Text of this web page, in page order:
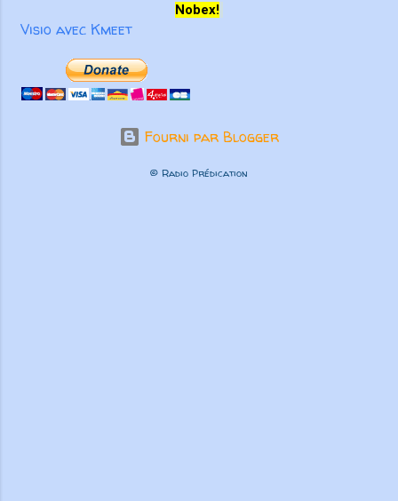
Nobex!
Visio avec Kmeet
Fourni par Blogger
© Radio Prédication